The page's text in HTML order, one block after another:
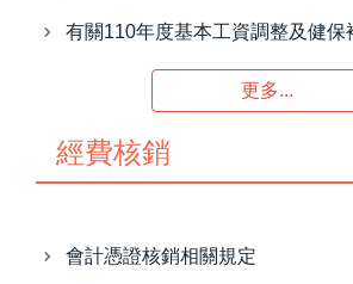
有關110年度基本工資調整及健保
更多...
經費核銷
會計憑證核銷相關規定